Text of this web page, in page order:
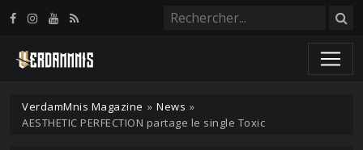
VerdamMnis Magazine » News »
AESTHETIC PERFECTION partage le single Toxic
Panneau de gestion des cookies